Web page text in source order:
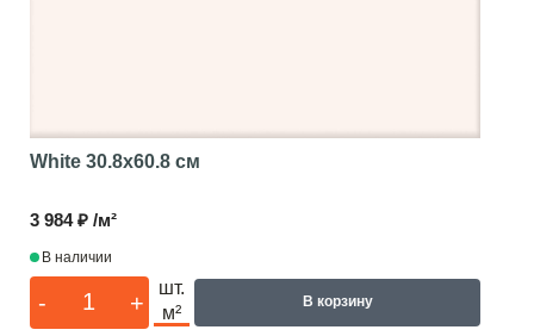
White 30.8x60.8 см
3 984 ₽ /м²
В наличии
- +
шт.
м²
В корзину